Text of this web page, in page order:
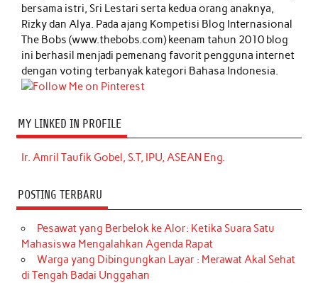
bersama istri, Sri Lestari serta kedua orang anaknya,
Rizky dan Alya. Pada ajang Kompetisi Blog Internasional
The Bobs (www.thebobs.com) keenam tahun 2010 blog
ini berhasil menjadi pemenang favorit pengguna internet
dengan voting terbanyak kategori Bahasa Indonesia.
MY LINKED IN PROFILE
Ir. Amril Taufik Gobel, S.T, IPU, ASEAN Eng.
POSTING TERBARU
Pesawat yang Berbelok ke Alor: Ketika Suara Satu
Mahasiswa Mengalahkan Agenda Rapat
Warga yang Dibingungkan Layar : Merawat Akal Sehat
di Tengah Badai Unggahan